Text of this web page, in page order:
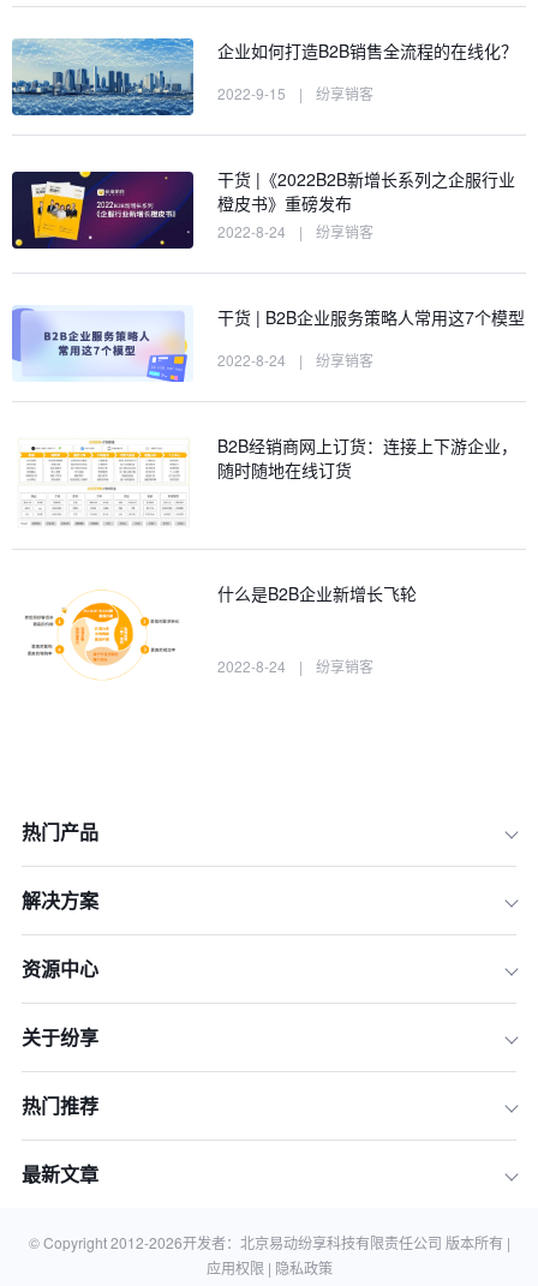
为中心」
企业如何打造B2B销售全流程的在线化？
2022-9-15 | 纷享销客
干货 |《2022B2B新增长系列之企服行业
橙皮书》重磅发布
2022-8-24 | 纷享销客
干货 | B2B企业服务策略人常用这7个模型
2022-8-24 | 纷享销客
B2B经销商网上订货：连接上下游企业，
随时随地在线订货
什么是B2B企业新增长飞轮
2022-8-24 | 纷享销客
热门产品
解决方案
资源中心
关于纷享
热门推荐
最新文章
© Copyright 2012-2026开发者：北京易动纷享科技有限责任公司 版本所有 |
应用权限 | 隐私政策